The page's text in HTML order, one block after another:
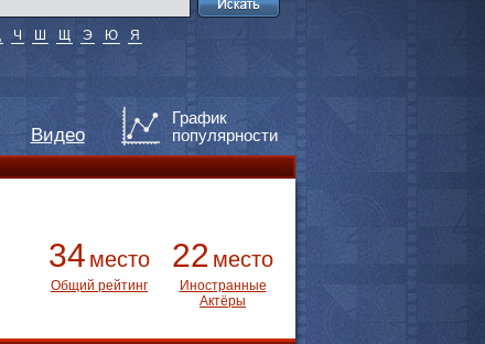
Ч Ш Щ Э Ю Я
Видео
График
популярности
34 место
Общий рейтинг
22 место
Иностранные
Актёры